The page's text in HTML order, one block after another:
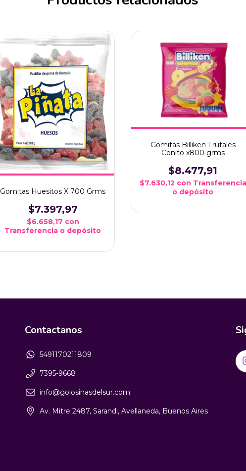
Gomitas Huesitos X 700 Grms
$7.397,97
$6.658,17 con
Transferencia o depósito
Gomitas Billiken Frutales
Conito x800 grms
$8.477,91
$7.630,12 con Transferencia
o depósito
Contactanos
5491170211809
7395-9668
info@golosinasdelsur.com
Av. Mitre 2487, Sarandi, Avellaneda, Buenos Aires